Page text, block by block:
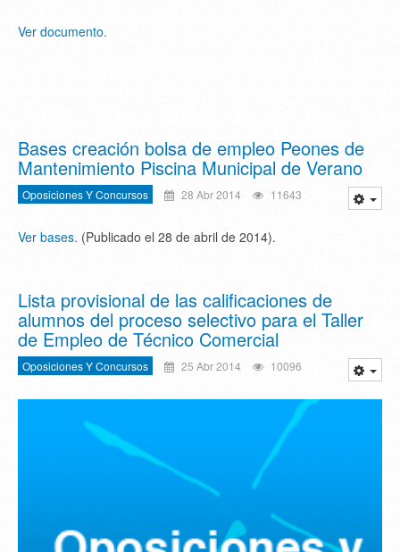
Ver documento.
Bases creación bolsa de empleo Peones de
Mantenimiento Piscina Municipal de Verano
Oposiciones Y Concursos 28 Abr 2014 11643
Ver bases. (Publicado el 28 de abril de 2014).
Lista provisional de las calificaciones de
alumnos del proceso selectivo para el Taller
de Empleo de Técnico Comercial
Oposiciones Y Concursos 25 Abr 2014 10096